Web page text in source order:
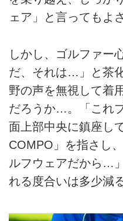
ェア」と言ってもよ
しかし、ゴルファー
だ、それは…」と茶
野の声を無視して着
だろうか…。「これ
面上部中央に鎮座
COMPO」を指さし
ルフウェアだから…
れる度合いは多少減